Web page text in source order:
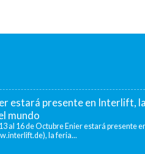
estará presente en Interlift,
mundo
al 16 de Octubre Enier estará presente
la feria...